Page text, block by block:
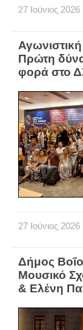
27 Ιούνιος 2026
Πρώτη
φορά στο
27 Ιούνιος 2026
Δήμος
Μουσικό
& Ελένη